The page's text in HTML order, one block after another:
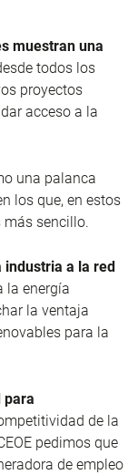
muestran una
todos los
proyectos
acceso a la
una palanca
los que, en estos
más sencillo.
a la red
la energía
la ventaja
para la
para
de la
pedimos que
de empleo